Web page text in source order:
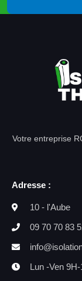
Votre entreprise
Adresse :
10 - l'Aube
09 70 70 83
Lun -Ven 9H-